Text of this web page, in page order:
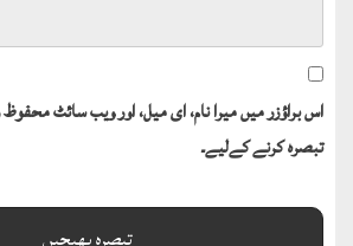
اس براؤزر میں میرا نام، ای میل، اور ویب سائٹ
تبصرہ کرنے کےلیے۔